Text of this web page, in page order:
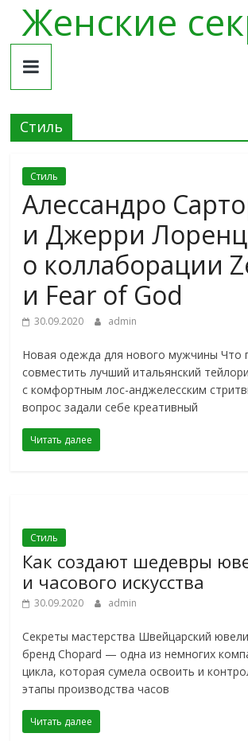
Skip
content
Женские
Стиль
Стиль
Алессандро
и Джерри
о коллаборации
и Fear of God
30.09.2020 admin
Новая одежда для нового мужчины Что
совместить лучший итальянский
с комфортным лос-анджелесским
вопрос задали себе креативный
Читать далее
Стиль
Как создают шедевры
и часового искусства
30.09.2020 admin
Секреты мастерства Швейцарский
бренд Chopard — одна из немногих
цикла, которая сумела освоить и
этапы производства часов
Читать далее